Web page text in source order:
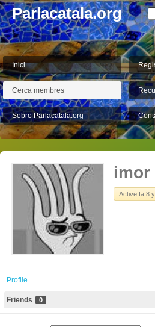
Parlacatala.org
Inici
Cerca membres
Sobre Parlacatala.org
imor
Active fa 8
Profile
Friends 0